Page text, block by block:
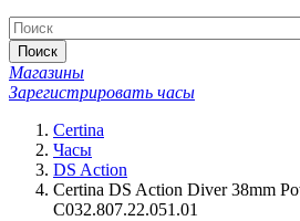
Поиск
Магазины
Зарегистрировать часы
Certina
Часы
DS Action
Certina DS Action Diver 38mm
C032.807.22.051.01